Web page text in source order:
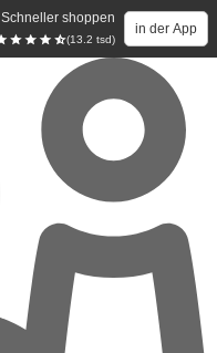
Schneller shoppen
(13.2 tsd)
in der App